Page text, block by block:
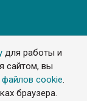
для работы и
сайтом, вы
cookie.
браузера.
обязательной